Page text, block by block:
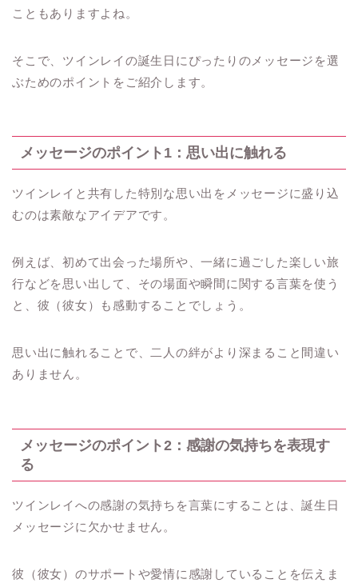
こともありますよね。
そこで、ツインレイの誕生日にぴったりのメッセージを選
ぶためのポイントをご紹介します。
メッセージのポイント1：思い出に触れる
ツインレイと共有した特別な思い出をメッセージに盛り込
むのは素敵なアイデアです。
例えば、初めて出会った場所や、一緒に過ごした楽しい旅
行などを思い出して、その場面や瞬間に関する言葉を使う
と、彼（彼女）も感動することでしょう。
思い出に触れることで、二人の絆がより深まること間違い
ありません。
メッセージのポイント2：感謝の気持ちを表現す
る
ツインレイへの感謝の気持ちを言葉にすることは、誕生日
メッセージに欠かせません。
彼（彼女）のサポートや愛情に感謝していることを伝えま